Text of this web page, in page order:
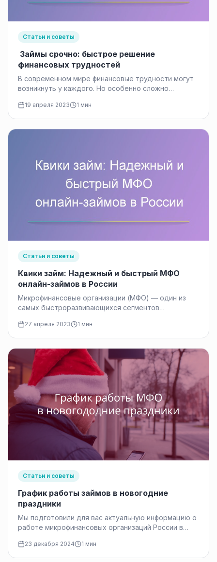
Статьи и советы
Займы срочно: быстрое решение
финансовых трудностей
В современном мире финансовые трудности могут
возникнуть у каждого. Но особенно сложно
19 апреля 2023 1 мин
Статьи и советы
Квики займ: Надежный и быстрый МФО
онлайн-займов в России
Микрофинансовые организации (МФО) — один из
самых быстроразвивающихся сегментов
МФО…
27 апреля 2023 1 мин
Статьи и советы
График работы займов в новогодние
праздники
Мы подготовили для вас актуальную информацию о
работе микрофинансовых организаций России в
Большинство…
23 декабря 2024 1 мин